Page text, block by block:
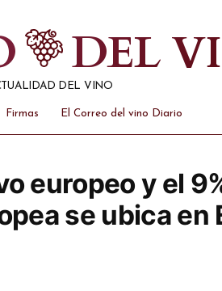
DEL
DEL VINO
Firmas El Correo del vino Diario
europeo y el
se ubica en